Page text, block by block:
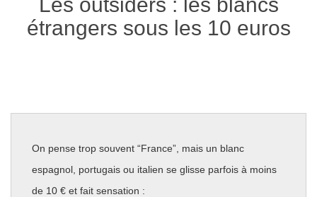
étrangers sous les 10 euros
On pense trop souvent “France”, mais un blanc
espagnol, portugais ou italien se glisse parfois à moins
de 10 € et fait sensation :